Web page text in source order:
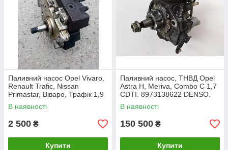
Паливний насос Opel Vivaro,
Renault Trafic, Nissan
Primastar, Віваро, Трафік 1,9
DCI. 0445010075,
8200108225.
В наявності
2 500 ₴
Купити
Паливний насос, ТНВД Opel
Astra H, Meriva, Combo C 1,7
CDTI. 8973138622 DENSO.
В наявності
150 500 ₴
Купити